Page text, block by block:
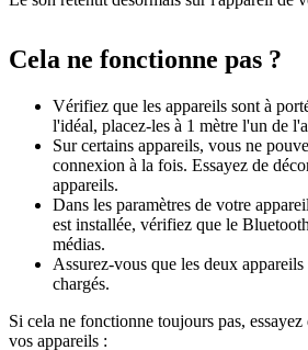
Cela ne fonctionne pas ?
Vérifiez que les appareils sont à
l'idéal, placez-les à 1 mètre l'un de
Sur certains appareils, vous ne
connexion à la fois. Essayez de
appareils.
Dans les paramètres de votre
est installée, vérifiez que le
médias.
Assurez-vous que les deux
chargés.
Si cela ne fonctionne toujours pas,
vos appareils :